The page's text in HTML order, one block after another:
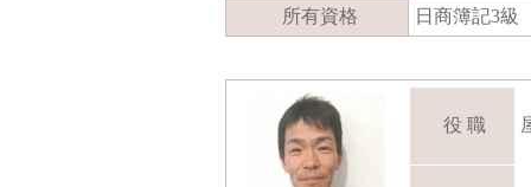
所有資格 日商簿記3級
役 職